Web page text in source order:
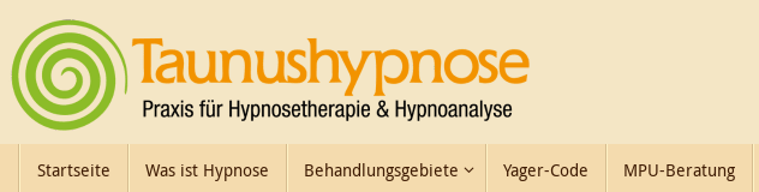
Inhalt
springen
InhaltStartseite Was ist Hypnose Behandlungsgebiete Yager-Code MPU-Beratung